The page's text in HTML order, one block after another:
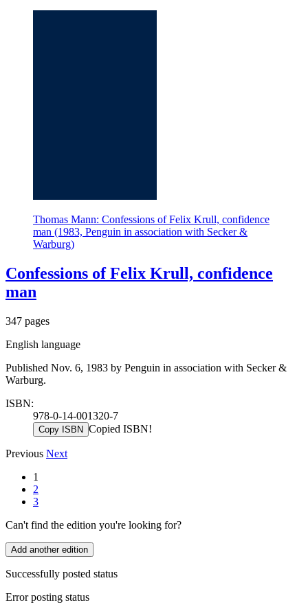
Thomas Mann: Confessions of Felix Krull, confidence
man (1983, Penguin in association with Secker &
Warburg)
Confessions of Felix Krull, confidence
man
347 pages
English language
Published Nov. 6, 1983 by Penguin in association with Secker &
Warburg.
ISBN:
978-0-14-001320-7
Copy ISBN Copied ISBN!
Previous Next
1
2
3
Can't find the edition you're looking for?
Add another edition
Successfully posted status
Error posting status